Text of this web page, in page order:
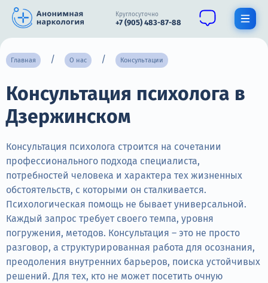
Круглосуточно
+7 (905) 483-87-88
О нас
Наркомания
Нарколог
Стационар
Психиатрия
Цены
Терапия
Главная О нас Консультации
Консультация психолога в
Дзержинском
Консультация психолога строится на сочетании
профессионального подхода специалиста,
потребностей человека и характера тех жизненных
обстоятельств, с которыми он сталкивается.
Психологическая помощь не бывает универсальной.
Каждый запрос требует своего темпа, уровня
погружения, методов. Консультация – это не просто
разговор, а структурированная работа для осознания,
преодоления внутренних барьеров, поиска устойчивых
решений. Для тех, кто не может посетить очную